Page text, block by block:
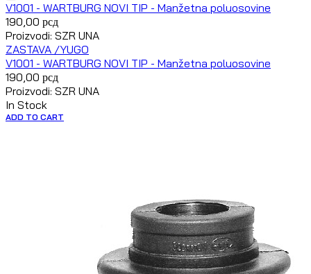
V1001 - WARTBURG NOVI TIP - Manžetna poluosovine
190,00 рсд
Proizvodi: SZR UNA
ZASTAVA /YUGO
V1001 - WARTBURG NOVI TIP - Manžetna poluosovine
190,00 рсд
Proizvodi: SZR UNA
In Stock
ADD TO CART